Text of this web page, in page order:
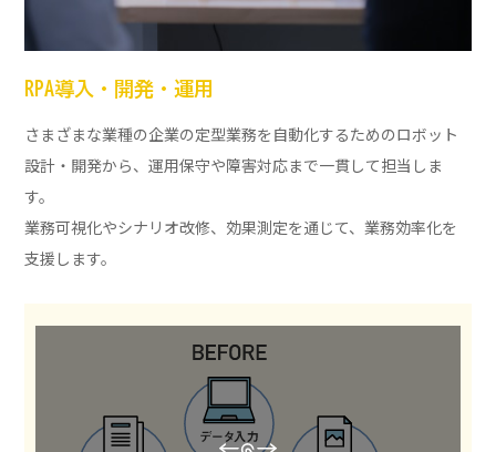
RPA導入・開発・運用
さまざまな業種の企業の定型業務を自動化するためのロボット
設計・開発から、運用保守や障害対応まで一貫して担当しま
す。
業務可視化やシナリオ改修、効果測定を通じて、業務効率化を
支援します。